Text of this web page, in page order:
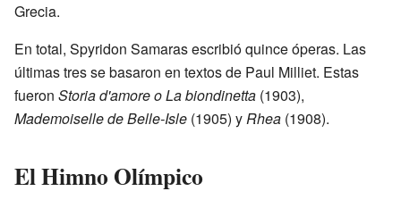
Grecia.
En total, Spyridon Samaras escribió quince óperas. Las
últimas tres se basaron en textos de Paul Milliet. Estas
fueron Storia d'amore o La biondinetta (1903),
Mademoiselle de Belle-Isle (1905) yRhea (1908).
El Himno Olímpico